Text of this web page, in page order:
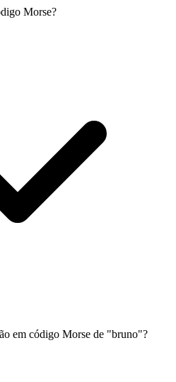
Morse?
em código Morse de "bruno"?